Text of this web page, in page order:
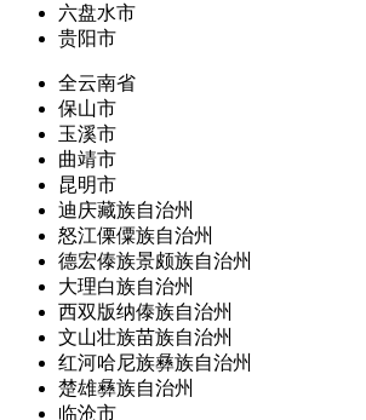
六盘水市
贵阳市
全云南省
保山市
玉溪市
曲靖市
昆明市
迪庆藏族自治州
怒江傈僳族自治州
德宏傣族景颇族自治州
大理白族自治州
西双版纳傣族自治州
文山壮族苗族自治州
红河哈尼族彝族自治州
楚雄彝族自治州
临沧市